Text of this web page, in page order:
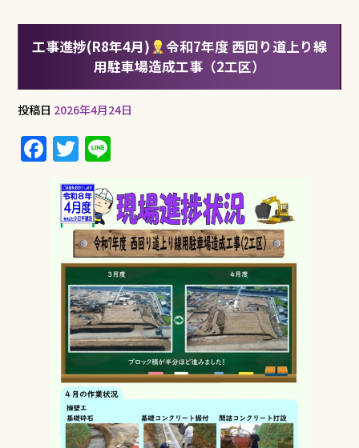
工事進捗(R8年4月)
令和7年度 西回り道上り線
用駐車場造成工事（2工区）
投稿日 2026年4月24日
F
a
c
e
o
T
w
it
te
r
e